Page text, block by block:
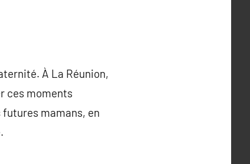
À La Réunion,
ces moments
mamans, en